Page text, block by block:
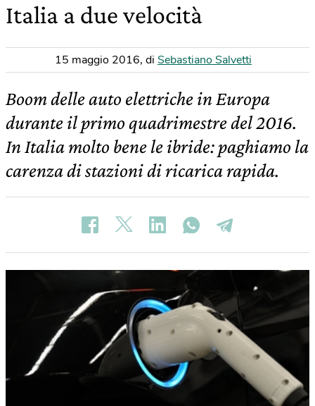
Italia a due velocità
15 maggio 2016, di Sebastiano Salvetti
Boom delle auto elettriche in Europa
durante il primo quadrimestre del 2016.
In Italia molto bene le ibride: paghiamo la
carenza di stazioni di ricarica rapida.